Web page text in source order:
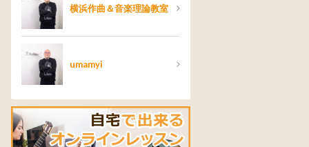
横浜作曲＆音楽理論教室
umamyi